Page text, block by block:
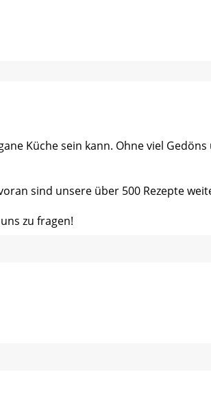
Küche sein kann. Ohne viel
sind unsere über 500 Rezepte
zu fragen!